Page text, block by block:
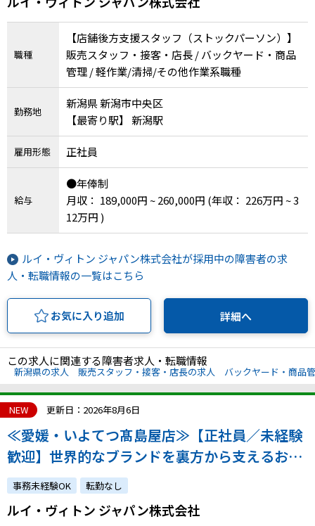
職種
【店舗後方支援スタッフ（ストックパーソン）】
販売スタッフ・接客・店長 / バックヤード・商品
管理 / 軽作業/清掃/その他作業系職種
勤務地
新潟県 新潟市中央区
【最寄り駅】 新潟駅
雇用形態 正社員
給与
●年俸制
月収： 189,000円 ~ 260,000円 (年収： 226万円 ~ 3
12万円 )
ルイ・ヴィトン ジャパン株式会社が採用中の障害者の求
人・転職情報の一覧はこちら
お気に入り追加 詳細へ
この求人に関連する障害者求人・転職情報
新潟県の求人 販売スタッフ・接客・店長の求人 バックヤード・商品
NEW 更新日：2026年8月6日
≪愛媛・いよてつ髙島屋店≫【正社員／未経験
歓迎】世界的なブランドを裏方から支えるお仕
事｜着実な成長を実感できる環境です！｜atGP
からの採用実績あり
事務未経験OK 転勤なし
ルイ・ヴィトン ジャパン株式会社